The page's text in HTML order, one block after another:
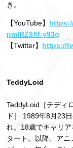
き。
【YouTube】
pmIRZ9Xf-y93g
【Twitter】 https://
TeddyLoid
TeddyLoid［テディ
ド］ 1989年8⽉23
れ。18歳でキャリア
タート。以降、アニ